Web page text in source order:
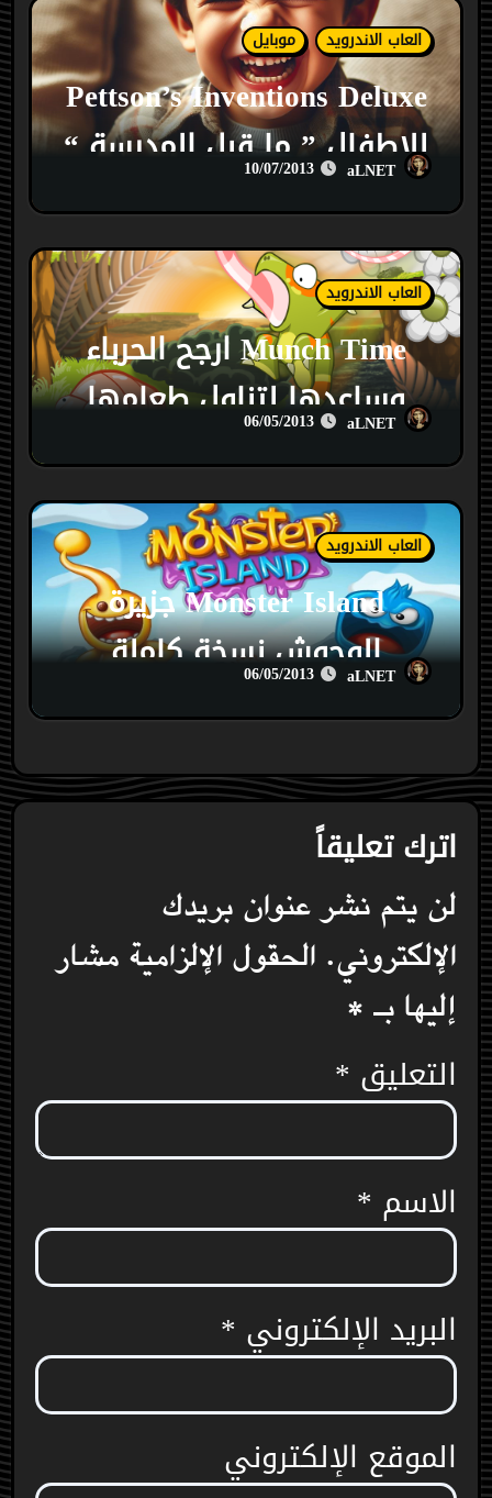
العاب الاندرويد موبايل
Pettson’s Inventions Deluxe
للاطفال ” ما قبل المدرسة “
aLNET
10/07/2013
العاب الاندرويد
Munch Time ارجح الحرباء
وساعدها لتناول طعامها
aLNET
06/05/2013
العاب الاندرويد
Monster Island جزيرة
الوحوش نسخة كاملة
aLNET
06/05/2013
اترك تعليقاً
لن يتم نشر عنوان بريدك
الإلكتروني. الحقول الإلزامية مشار
إليها بـ *
التعليق *
الاسم *
البريد الإلكتروني *
الموقع الإلكتروني